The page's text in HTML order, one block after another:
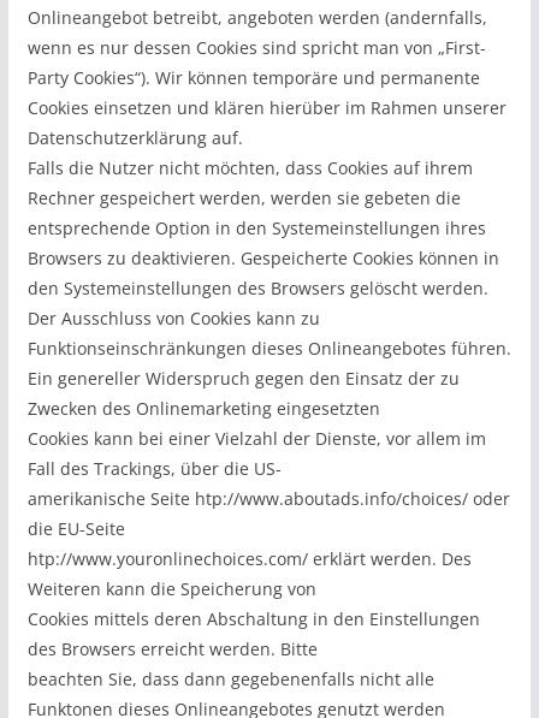
Onlineangebot betreibt, angeboten werden (andernfalls,
wenn es nur dessen Cookies sind spricht man von „First-
Party Cookies“). Wir können temporäre und permanente
Cookies einsetzen und klären hierüber im Rahmen unserer
Datenschutzerklärung auf.
Falls die Nutzer nicht möchten, dass Cookies auf ihrem
Rechner gespeichert werden, werden sie gebeten die
entsprechende Option in den Systemeinstellungen ihres
Browsers zu deaktivieren. Gespeicherte Cookies können in
den Systemeinstellungen des Browsers gelöscht werden.
Der Ausschluss von Cookies kann zu
Funktionseinschränkungen dieses Onlineangebotes führen.
Ein genereller Widerspruch gegen den Einsatz der zu
Zwecken des Onlinemarketing eingesetzten
Cookies kann bei einer Vielzahl der Dienste, vor allem im
Fall des Trackings, über die US-
amerikanische Seite htp://www.aboutads.info/choices/ oder
die EU-Seite
htp://www.youronlinechoices.com/ erklärt werden. Des
Weiteren kann die Speicherung von
Cookies mittels deren Abschaltung in den Einstellungen
des Browsers erreicht werden. Bitte
beachten Sie, dass dann gegebenenfalls nicht alle
Funktonen dieses Onlineangebotes genutzt werden